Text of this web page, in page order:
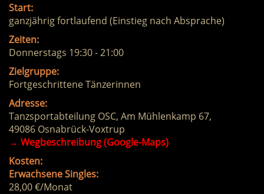
Start:
ganzjährig fortlaufend (Einstieg nach Absprache)
Zeiten:
Donnerstags 19:30 - 21:00
Zielgruppe:
Fortgeschrittene Tänzerinnen
Adresse:
Tanzsportabteilung OSC, Am Mühlenkamp 67,
49086 Osnabrück-Voxtrup
→ Wegbeschreibung (Google-Maps)
Kosten:
Erwachsene Singles:
28,00 €/Monat